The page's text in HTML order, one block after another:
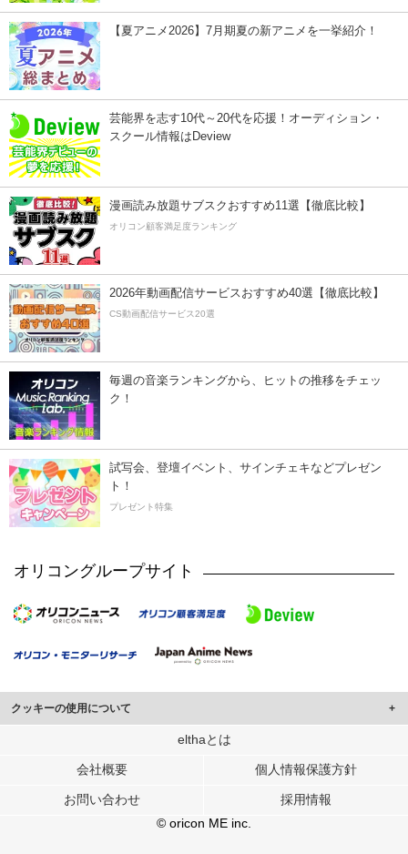
【夏アニメ2026】7月期夏の新アニメを一挙紹介！
芸能界を志す10代～20代を応援！オーディション・
スクール情報はDeview
漫画読み放題サブスクおすすめ11選【徹底比較】
オリコン顧客満足度ランキング
2026年動画配信サービスおすすめ40選【徹底比較】
CS動画配信サービス20選
毎週の音楽ランキングから、ヒットの推移をチェッ
ク！
試写会、登壇イベント、サインチェキなどプレゼン
ト！
プレゼント特集
オリコングループサイト
クッキーの使用について
このサイトでは Cookie を使用して、ユーザーに合わせたコンテンツや広告の
行っています。
メディアや広告配信、データ解析の各パートナーに提供しています。
各パートナーは、この情報とユーザーが各パートナーに提供した他の情報や、
ユーザーが各パートナーのサービスを使用したときに収集した他の情報を組み
elthaとは
会社概要 個人情報保護方針
お問い合わせ
採用情報
© oricon ME inc.